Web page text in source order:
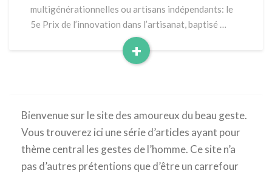
multigénérationnelles ou artisans indépendants: le
5e Prix de l’innovation dans l’artisanat, baptisé …
+
Read
Bienvenue sur le site des amoureux du beau geste.
Vous trouverez ici une série d’articles ayant pour
thème central les gestes de l’homme. Ce site n’a
pas d’autres prétentions que d’être un carrefour